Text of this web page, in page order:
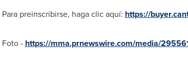
Para preinscribirse, haga clic aquí: https://
Foto - https://mma.prnewswire.com/media/